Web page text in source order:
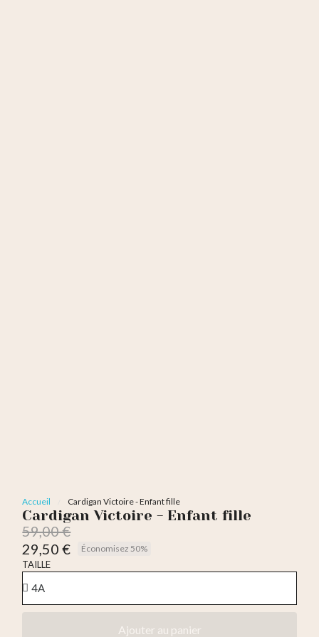
Accueil Cardigan Victoire - Enfant fille
Cardigan Victoire - Enfant fille
59,00 €
29,50 €
Économisez 50%
TTC
TAILLE
Ajouter au panier